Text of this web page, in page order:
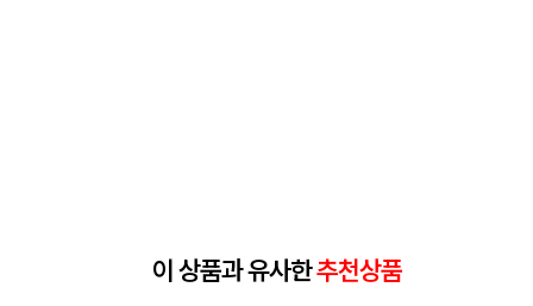
이 상품과 유사한추천상품